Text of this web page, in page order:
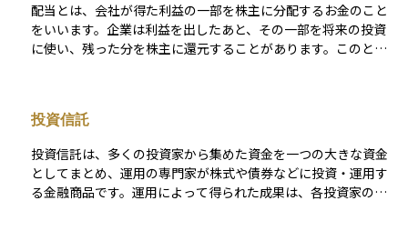
配当とは、会社が得た利益の一部を株主に分配するお金のこと
をいいます。企業は利益を出したあと、その一部を将来の投資
に使い、残った分を株主に還元することがあります。このとき
期は異なります。配当は企業からの「お礼」のようなもので、
株を長く持ち続ける理由の一つになることがあります。
投資信託
投資信託は、多くの投資家から集めた資金を一つの大きな資金
としてまとめ、運用の専門家が株式や債券などに投資・運用す
る金融商品です。運用によって得られた成果は、各投資家の投